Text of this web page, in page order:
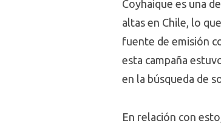
Coyhaique es una
altas en Chile, lo
fuente de emisión
esta campaña
en la búsqueda de
En relación con